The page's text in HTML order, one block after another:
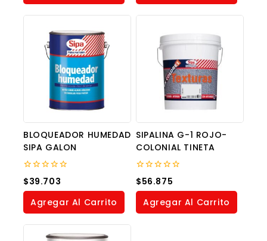
BLOQUEADOR HUMEDAD
SIPA GALON
0
out
of
$39.703
Agregar Al Carrito
SIPALINA G-1 ROJO-
COLONIAL TINETA
0
out
of
$56.875
Agregar Al Carrito